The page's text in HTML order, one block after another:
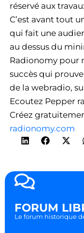
réservé aux
C’est avant tout
qui fait une
au dessus du
Radionomy pour
succès qui
de la webradio,
Ecoutez Pepper
Créez
radionomy.com
FORUM
Le forum historique